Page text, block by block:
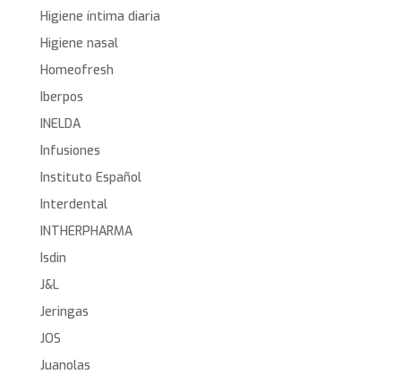
Higiene íntima diaria
Higiene nasal
Homeofresh
Iberpos
INELDA
Infusiones
Instituto Español
Interdental
INTHERPHARMA
Isdin
J&L
Jeringas
JOS
Juanolas